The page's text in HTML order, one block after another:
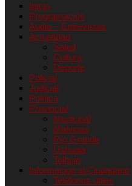
Inicio
Programación
Audio – Entrevistas
Actualidad
Salud
Cultura
Deporte
Policial
Judicial
Política
Provincial
Municipal
Malvinas
Río Grande
Ushuaia
Tolhuin
Informacion al Ciudadano
Teléfonos útiles